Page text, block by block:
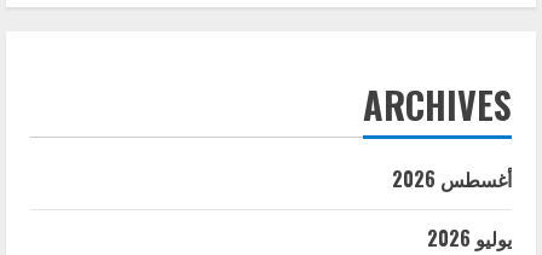
ARCHIVES
أغسطس 2026
يوليو 2026